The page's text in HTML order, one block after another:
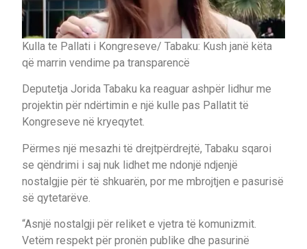
Kulla te Pallati i Kongreseve/ Tabaku: Kush janë këta
që marrin vendime pa transparencë
Deputetja Jorida Tabaku ka reaguar ashpër lidhur me
projektin për ndërtimin e një kulle pas Pallatit të
Kongreseve në kryeqytet.
Përmes një mesazhi të drejtpërdrejtë, Tabaku sqaroi
se qëndrimi i saj nuk lidhet me ndonjë ndjenjë
nostalgjie për të shkuarën, por me mbrojtjen e pasurisë
së qytetarëve.
“Asnjë nostalgji për reliket e vjetra të komunizmit.
Vetëm respekt për pronën publike dhe pasurinë